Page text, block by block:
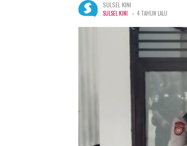
SULSEL KINI
SULSEL KINI - 4 TAHUN LALU